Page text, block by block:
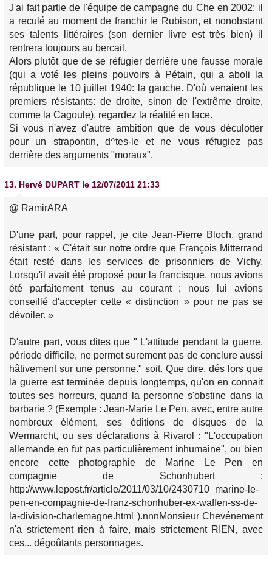
J'ai fait partie de l'équipe de campagne du Che en 2002: il
a reculé au moment de franchir le Rubison, et nonobstant
ses talents littéraires (son dernier livre est très bien) il
rentrera toujours au bercail.
Alors plutôt que de se réfugier derrière une fausse morale
(qui a voté les pleins pouvoirs à Pétain, qui a aboli la
république le 10 juillet 1940: la gauche. D'où venaient les
premiers résistants: de droite, sinon de l'extrême droite,
comme la Cagoule), regardez la réalité en face.
Si vous n'avez d'autre ambition que de vous déculotter
pour un strapontin, d^tes-le et ne vous réfugiez pas
derrière des arguments "moraux".
13. Hervé DUPART le 12/07/2011 21:33
@ RamirARA
D'une part, pour rappel, je cite Jean-Pierre Bloch, grand
résistant : « C'était sur notre ordre que François Mitterrand
était resté dans les services de prisonniers de Vichy.
Lorsqu'il avait été proposé pour la francisque, nous avions
été parfaitement tenus au courant ; nous lui avions
conseillé d'accepter cette « distinction » pour ne pas se
dévoiler. »
D'autre part, vous dites que " L'attitude pendant la guerre,
période difficile, ne permet surement pas de conclure aussi
hâtivement sur une personne." soit. Que dire, dés lors que
la guerre est terminée depuis longtemps, qu'on en connait
toutes ses horreurs, quand la personne s'obstine dans la
barbarie ? (Exemple : Jean-Marie Le Pen, avec, entre autre
nombreux élément, ses éditions de disques de la
Wermarcht, ou ses déclarations à Rivarol : "L'occupation
allemande en fut pas particulièrement inhumaine", ou bien
encore cette photographie de Marine Le Pen en
compagnie de Schonhubert :
http://www.lepost.fr/article/2011/03/10/2430710_marine-le-
pen-en-compagnie-de-franz-schonhuber-ex-waffen-ss-de-
la-division-charlemagne.html ).nnnMonsieur Chevénement
n'a strictement rien à faire, mais strictement RIEN, avec
ces... dégoûtants personnages.